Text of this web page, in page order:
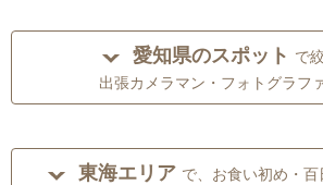
愛知県のスポット で
出張カメラマン・フォトグラフ
東海エリア で、お食い初め・